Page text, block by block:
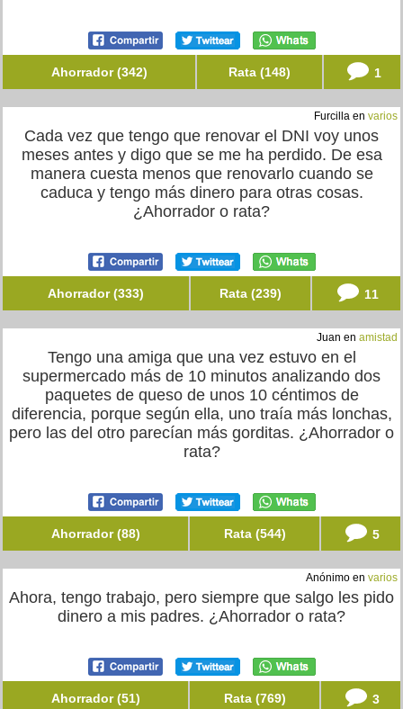
Ahorrador (342) Rata (148) 1
Furcilla en varios
Cada vez que tengo que renovar el DNI voy unos
meses antes y digo que se me ha perdido. De esa
manera cuesta menos que renovarlo cuando se
caduca y tengo más dinero para otras cosas.
¿Ahorrador o rata?
Ahorrador (333) Rata (239) 11
Juan en amistad
Tengo una amiga que una vez estuvo en el
supermercado más de 10 minutos analizando dos
paquetes de queso de unos 10 céntimos de
diferencia, porque según ella, uno traía más lonchas,
pero las del otro parecían más gorditas. ¿Ahorrador o
rata?
Ahorrador (88) Rata (544) 5
Anónimo en varios
Ahora, tengo trabajo, pero siempre que salgo les pido
dinero a mis padres. ¿Ahorrador o rata?
Ahorrador (51) Rata (769) 3